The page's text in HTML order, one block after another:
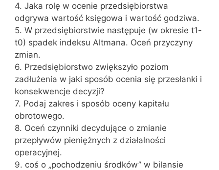
4. Jaka rolę w ocenie przedsiębiorstwa
odgrywa wartość księgowa i wartość godziwa.
5. W przedsiębiorstwie następuje (w okresie t1-
t0) spadek indeksu Altmana. Oceń przyczyny
zmian.
6. Przedsiębiorstwo zwiększyło poziom
zadłużenia w jaki sposób ocenia się przesłanki i
konsekwencje decyzji?
7. Podaj zakres i sposób oceny kapitału
obrotowego.
8. Oceń czynniki decydujące o zmianie
przepływów pieniężnych z działalności
operacyjnej.
9. coś o „pochodzeniu środków” w bilansie